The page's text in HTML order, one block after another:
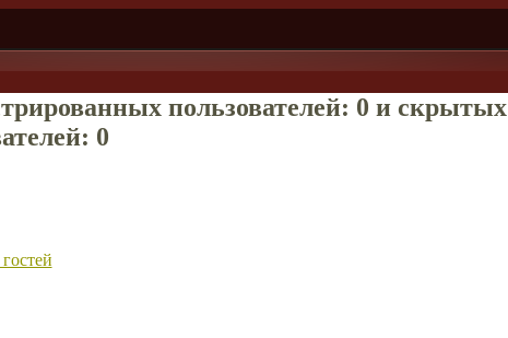
пользователей: 0 и скрытых
0